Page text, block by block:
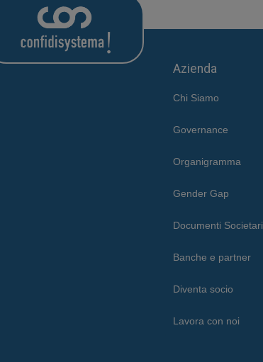
Azienda
Chi Siamo
Governance
Organigramma
Gender Gap
Documenti Societari
Banche e partner
Diventa socio
Lavora con noi